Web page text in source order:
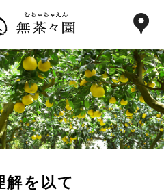
解を以て